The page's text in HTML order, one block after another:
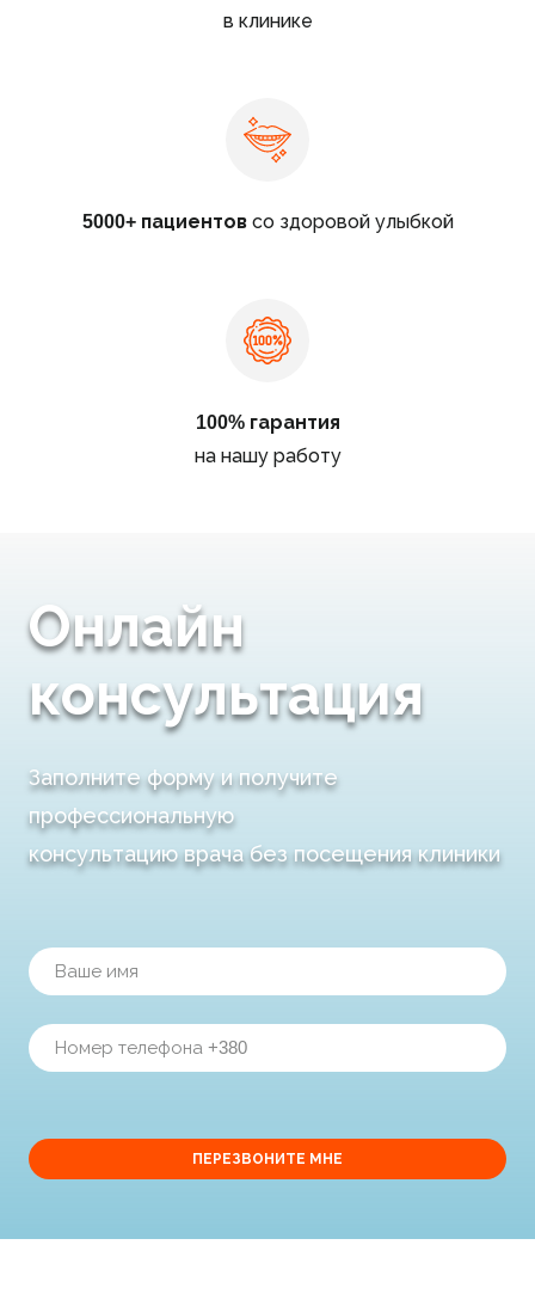
в клинике
5000+ пациентов со здоровой улыбкой
100% гарантия
на нашу работу
Онлайн
консультация
Заполните форму и получите
профессиональную
консультацию врача без посещения клиники
ПЕРЕЗВОНИТЕ МНЕ